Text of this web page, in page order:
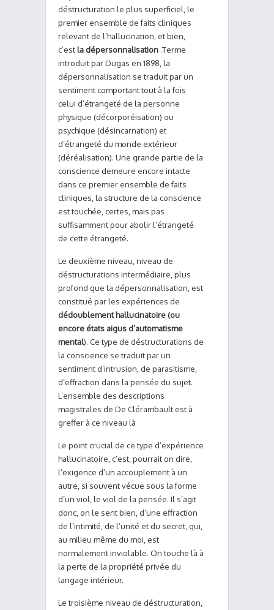
déstructuration le plus superficiel, le
premier ensemble de faits cliniques
relevant de l’hallucination, et bien,
c’estla dépersonnalisation .Terme
introduit par Dugas en 1898, la
dépersonnalisation se traduit par un
sentiment comportant tout à la fois
celui d’étrangeté de la personne
physique (décorporéisation) ou
psychique (désincarnation) et
d’étrangeté du monde extérieur
(déréalisation). Une grande partie de la
conscience demeure encore intacte
dans ce premier ensemble de faits
cliniques, la structure de la conscience
est touchée, certes, mais pas
suffisamment pour abolir l’étrangeté
de cette étrangeté.
Le deuxième niveau, niveau de
déstructurations intermédiaire, plus
profond que la dépersonnalisation, est
constitué par les expériences de
dédoublement hallucinatoire (ou
encore états aigus d’automatisme
mental). Ce type de déstructurations de
la conscience se traduit par un
sentiment d’intrusion, de parasitisme,
d’effraction dans la pensée du sujet.
L’ensemble des descriptions
magistrales de De Clérambault est à
greffer à ce niveau là
Le point crucial de ce type d’expérience
hallucinatoire, c’est, pourrait on dire,
l’exigence d’un accouplement à un
autre, si souvent vécue sous la forme
d’un viol, le viol de la pensée. Il s’agit
donc, on le sent bien, d’une effraction
de l’intimité, de l’unité et du secret, qui,
au milieu même du moi, est
normalement inviolable. On touche là à
la perte de la propriété privée du
langage intérieur.
Le troisième niveau de déstructuration,